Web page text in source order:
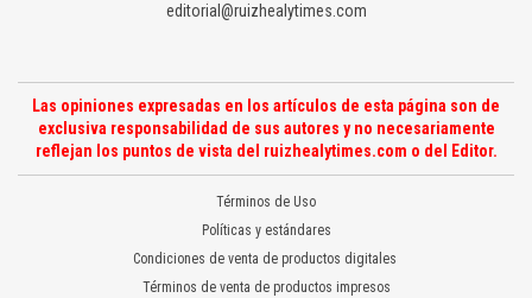
editorial@ruizhealytimes.com
Las opiniones expresadas en los artículos de esta página son de
exclusiva responsabilidad de sus autores y no necesariamente
reflejan los puntos de vista del ruizhealytimes.com o del Editor.
Términos de Uso
Políticas y estándares
Condiciones de venta de productos digitales
Términos de venta de productos impresos